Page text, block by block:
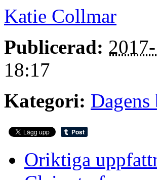
Katie Collmar
Publicerad:
18:17
Kategori: Dagens
Oriktiga